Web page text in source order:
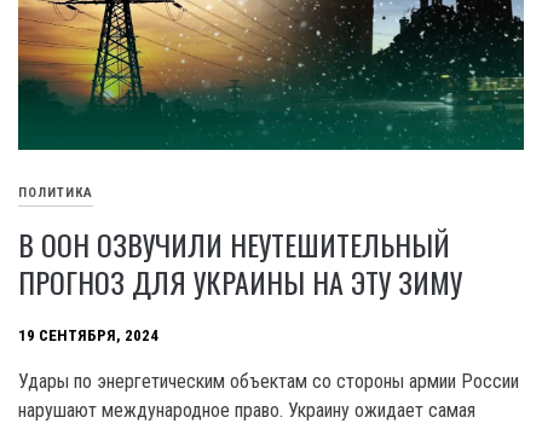
ПОЛИТИКА
В ООН ОЗВУЧИЛИ НЕУТЕШИТЕЛЬНЫЙ
ПРОГНОЗ ДЛЯ УКРАИНЫ НА ЭТУ ЗИМУ
19 СЕНТЯБРЯ, 2024
Удары по энергетическим объектам со стороны армии России
нарушают международное право. Украину ожидает самая